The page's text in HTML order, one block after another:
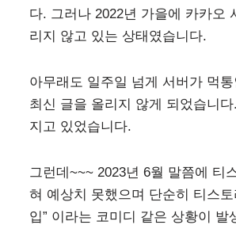
다. 그러나 2022년 가을에 카카오
리지 않고 있는 상태였습니다.
아무래도 일주일 넘게 서버가 먹
최신 글을 올리지 않게 되었습니
지고 있었습니다.
그런데~~~ 2023년 6월 말쯤에 티
혀 예상치 못했으며 단순히 티스
입” 이라는 코미디 같은 상황이 발